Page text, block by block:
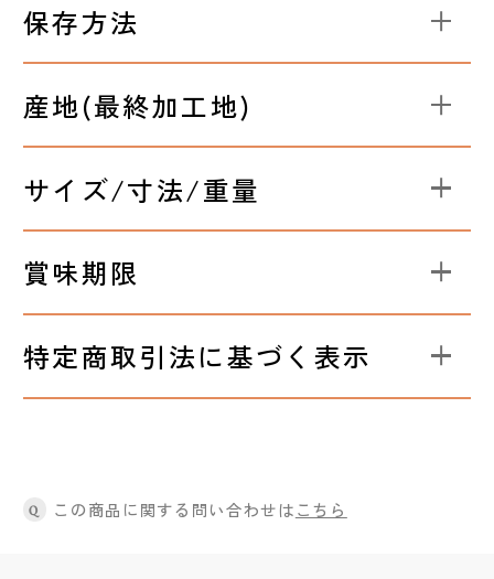
保存方法
産地(最終加工地)
サイズ/寸法/重量
賞味期限
特定商取引法に基づく表示
Q この商品に関する問い合わせはこちら